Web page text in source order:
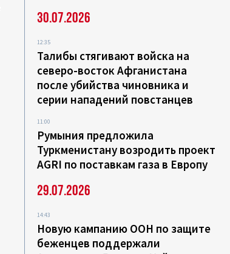
30.07.2026
12:35
Талибы стягивают войска на
северо-восток Афганистана
после убийства чиновника и
серии нападений повстанцев
11:00
Румыния предложила
Туркменистану возродить проект
AGRI по поставкам газа в Европу
29.07.2026
14:43
Новую кампанию ООН по защите
беженцев поддержали